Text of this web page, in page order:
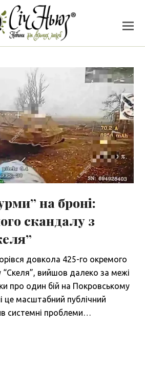
на броні:
скандалу з
довкола 425-го окремого
вийшов далеко за межі
про один бій на Покровському
це масштабний публічний
системні проблеми…